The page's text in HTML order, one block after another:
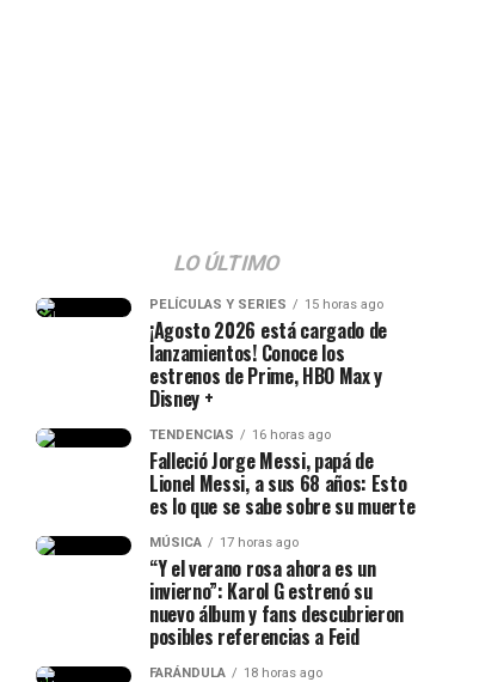
LO ÚLTIMO
PELÍCULAS Y SERIES 15 horas ago
¡Agosto 2026 está cargado de
lanzamientos! Conoce los
estrenos de Prime, HBO Max y
Disney +
TENDENCIAS 16 horas ago
Falleció Jorge Messi, papá de
Lionel Messi, a sus 68 años: Esto
es lo que se sabe sobre su muerte
MÚSICA 17 horas ago
“Y el verano rosa ahora es un
invierno”: Karol G estrenó su
nuevo álbum y fans descubrieron
posibles referencias a Feid
FARÁNDULA 18 horas ago